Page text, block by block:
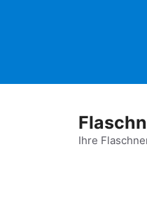
Ihre